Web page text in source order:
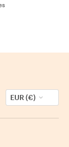
EUR (€)